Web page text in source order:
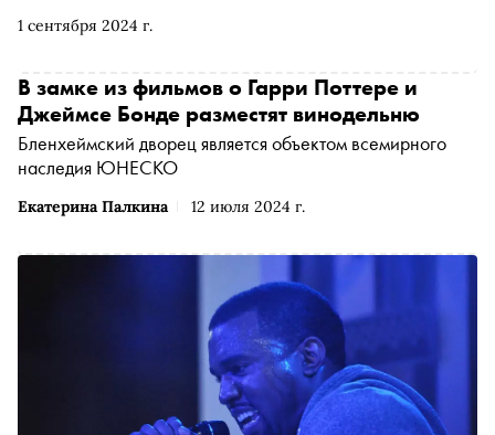
1 сентября 2024 г.
то пытается обанкротить, а затем перехватить
поговорил с исполнителем главной роли Томером Сисле
об эволюции его героя, кризисе кино жанра экшн и
травмах на съемочной площадке
Екатерина Палкина 12 июля 2024 г.
В замке из фильмов о Гарри Поттере и
Джеймсе Бонде разместят винодельню
Бленхеймский дворец является объектом всемирного
наследия ЮНЕСКО